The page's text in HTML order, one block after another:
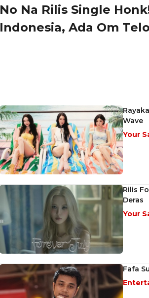
No Na Rilis Single
Indonesia, Ada Om
Wave
Your
Rilis
Deras
Your
Fafa